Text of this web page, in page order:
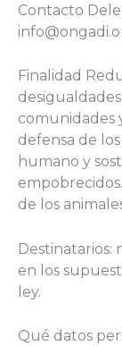
Contacto
Finalidad
comunidades
defensa de
humano y
de los
Destinatarios:
en los
ley.
Qué datos